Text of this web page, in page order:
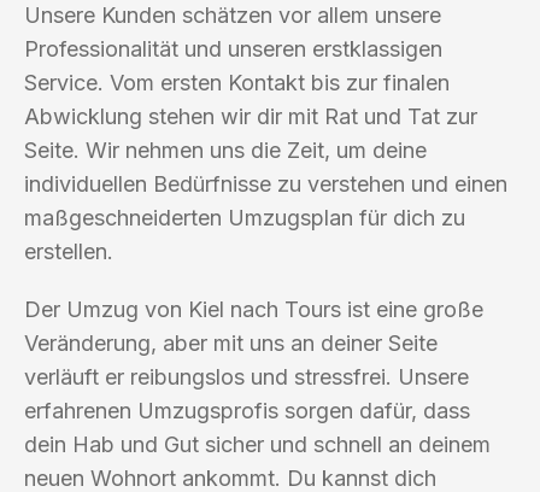
Unsere Kunden schätzen vor allem unsere
Professionalität und unseren erstklassigen
Service. Vom ersten Kontakt bis zur finalen
Abwicklung stehen wir dir mit Rat und Tat zur
Seite. Wir nehmen uns die Zeit, um deine
individuellen Bedürfnisse zu verstehen und einen
maßgeschneiderten Umzugsplan für dich zu
erstellen.
Der Umzug von Kiel nach Tours ist eine große
Veränderung, aber mit uns an deiner Seite
verläuft er reibungslos und stressfrei. Unsere
erfahrenen Umzugsprofis sorgen dafür, dass
dein Hab und Gut sicher und schnell an deinem
neuen Wohnort ankommt. Du kannst dich